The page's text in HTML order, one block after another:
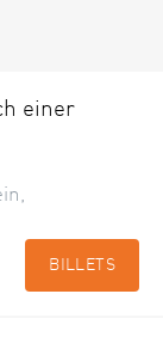
einer
BILLETS